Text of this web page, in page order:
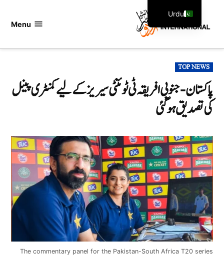
Menu
POSTED
IN
TOP NEWS
پاکستان-جنوبی افریقہ ٹی ٹوئنٹی سیریز کے لیے کمنٹری پینل
کی تصدیق ہو گئی
The commentary panel for the Pakistan-South Africa T20 series
Urdu
English